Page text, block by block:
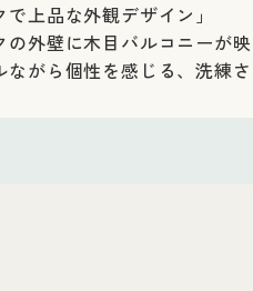
で上品な外観デザイン」
の外壁に木目バルコニーが
ながら個性を感じる、洗練さ